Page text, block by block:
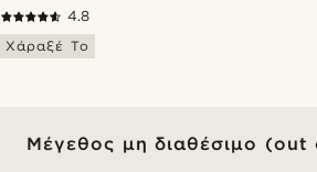
4.8
Χάραξέ Το
Μέγεθος μη διαθέσιμο